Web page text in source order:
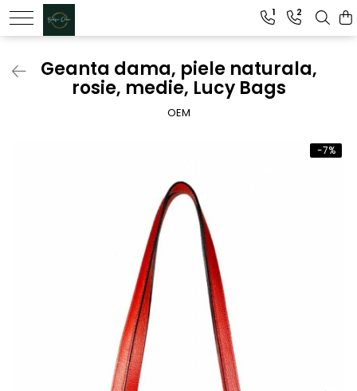
Clutch dama
1 2
Geanta dama, piele naturala,
rosie, medie, Lucy Bags
OEM
-7%